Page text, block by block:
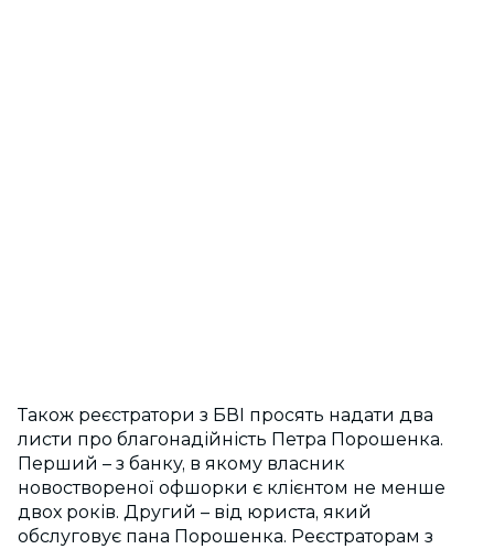
Також реєстратори з БВІ просять надати два
листи про благонадійність Петра Порошенка.
Перший – з банку, в якому власник
новоствореної офшорки є клієнтом не менше
двох років. Другий – від юриста, який
обслуговує пана Порошенка. Реєстраторам з